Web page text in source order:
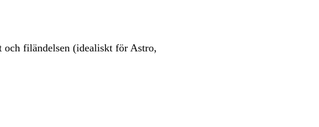
och filändelsen (idealiskt för Astro,